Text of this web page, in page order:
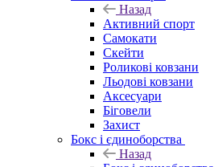
Назад
Активний спорт
Самокати
Скейти
Роликові ковзани
Льодові ковзани
Аксесуари
Біговели
Захист
Бокс і єдиноборства
Назад